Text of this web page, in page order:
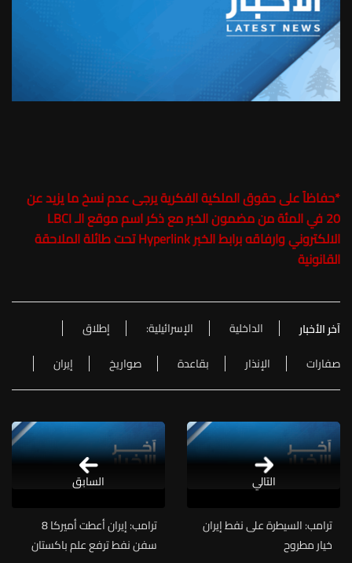
*حفاظاً على حقوق الملكية الفكرية يرجى عدم نسخ ما يزيد عن
20 في المئة من مضمون الخبر مع ذكر اسم موقع الـ LBCI
الالكتروني وارفاقه برابط الخبر Hyperlink تحت طائلة الملاحقة
القانونية
آخر الأخبار الداخلية الإسرائيلية:
إطلاق
صفارات
الإنذار بقاعدة صواريخ إيران
التالي
ترامب: السيطرة على نفط إيران
خيار مطروح
ترامب: إيران أعطت أميركا 8
سفن نفط ترفع علم باكستان
السابق